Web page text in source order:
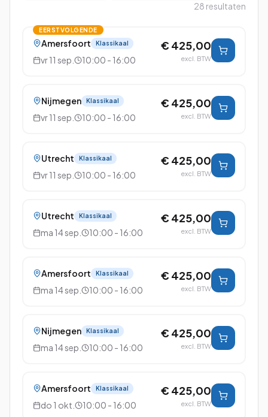
28 resultaten
EERSTVOLGENDE
Amersfoort Klassikaal
vr 11 sep. 10:00 - 16:00
€ 425,00
excl. BTW
Nijmegen Klassikaal
vr 11 sep. 10:00 - 16:00
€ 425,00
excl. BTW
Utrecht Klassikaal
vr 11 sep. 10:00 - 16:00
€ 425,00
excl. BTW
Utrecht Klassikaal
ma 14 sep. 10:00 - 16:00
€ 425,00
excl. BTW
Amersfoort Klassikaal
ma 14 sep. 10:00 - 16:00
€ 425,00
excl. BTW
Nijmegen Klassikaal
ma 14 sep. 10:00 - 16:00
€ 425,00
excl. BTW
Amersfoort Klassikaal
do 1 okt. 10:00 - 16:00
€ 425,00
excl. BTW